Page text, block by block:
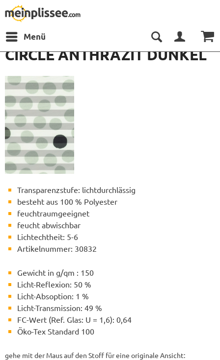
Menü
CIRCLE ANTHRAZIT DUNKEL
gehe mit der Maus auf den Stoff für eine originale Ansicht:
Transparenzstufe: lichtdurchlässig
besteht aus 100 % Polyester
feuchtraumgeeignet
feucht abwischbar
Lichtechtheit: 5-6
Artikelnummer: 30832
Gewicht in g/qm : 150
Licht-Reflexion: 50 %
Licht-Absoption: 1 %
Licht-Transmission: 49 %
FC-Wert (Ref. Glas: U = 1,6): 0,64
Öko-Tex Standard 100